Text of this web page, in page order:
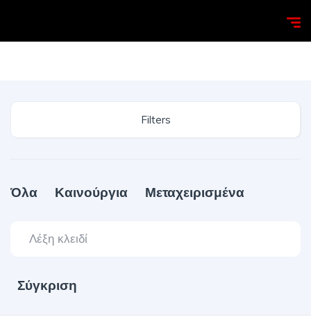
Filters
Όλα Καινούργια Μεταχειρισμένα
Σύγκριση